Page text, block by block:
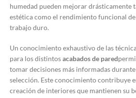
humedad pueden mejorar drásticamente
estética como el rendimiento funcional de
trabajo duro.
Un conocimiento exhaustivo de las
para los distintosacabados de pared
tomar decisiones más informadas
selección. Este conocimiento contribuye
creación de interiores que mantienen su